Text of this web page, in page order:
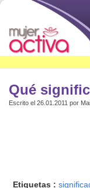
Qué
Escrito el 26.01.2011 por
Etiquetas :